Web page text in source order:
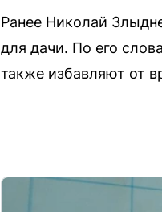
Ранее Николай
для дачи. По его
также избавляют от